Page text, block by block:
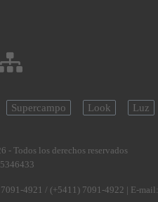
Supercampo Look Luz
- Todos los derechos reservados
4921 / (+5411) 7091-4922 | E-mail: